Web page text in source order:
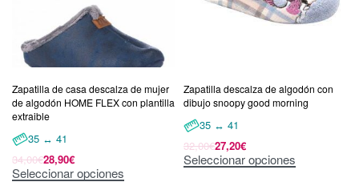
Zapatilla de casa descalza de mujer
de algodón HOME FLEX con plantilla
extraible
35 ↔ 41
34,00€28,90€
Seleccionar opciones
Zapatilla descalza de algodón con
dibujo snoopy good morning
35 ↔ 41
32,00€27,20€
Seleccionar opciones